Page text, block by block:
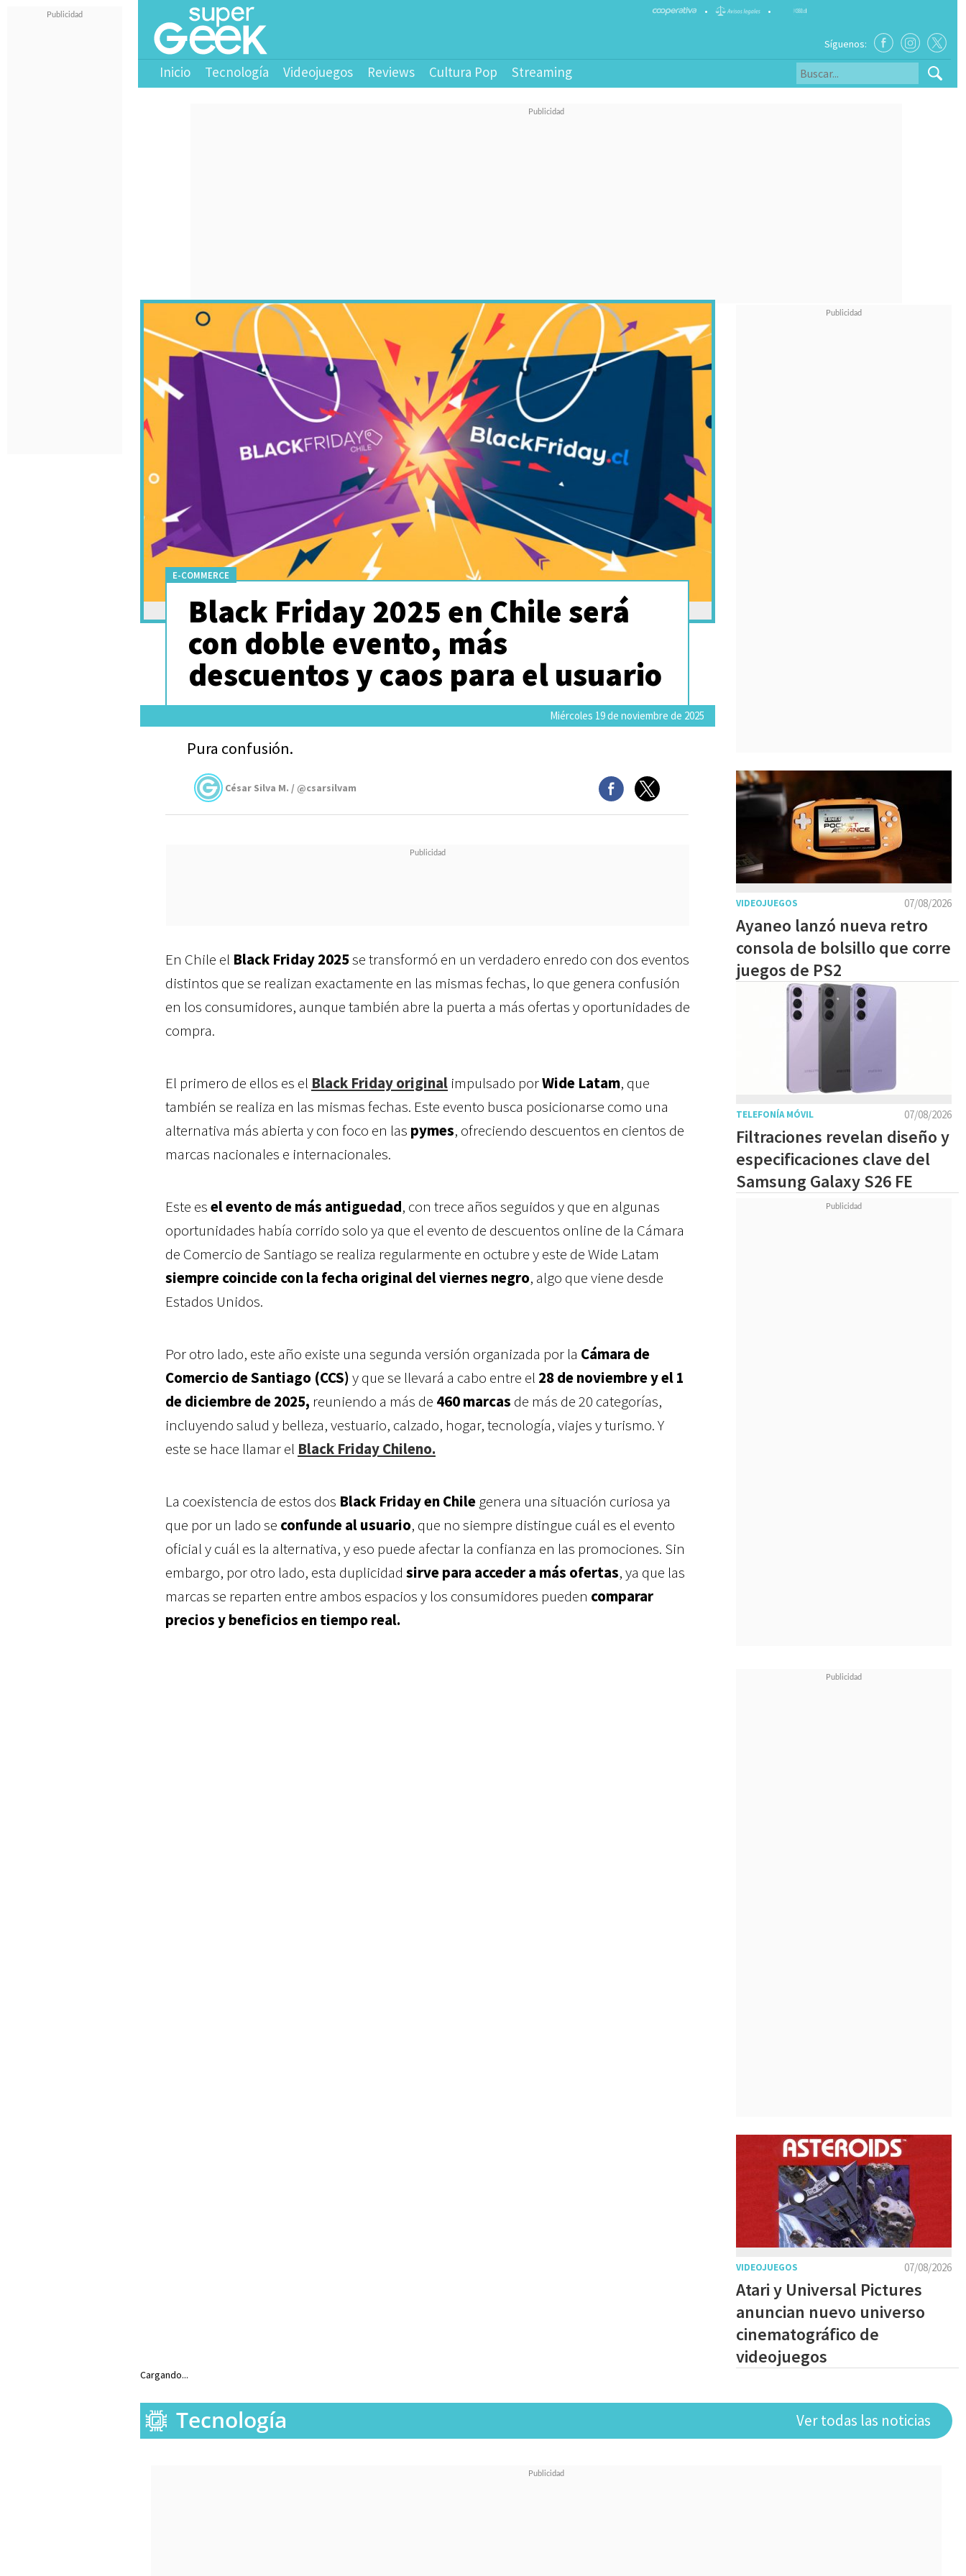
• •
Síguenos:
Inicio Tecnología Videojuegos Reviews Cultura Pop Streaming
E-COMMERCE
Black Friday 2025 en Chile será
con doble evento, más
descuentos y caos para el usuario
Miércoles 19 de noviembre de 2025
Pura confusión.
César Silva M. / @csarsilvam
En Chile el Black Friday 2025se transformó en un verdadero enredo con dos eventos
distintos que se realizan exactamente en las mismas fechas, lo que genera confusión
en los consumidores, aunque también abre la puerta a más ofertas y oportunidades de
compra.
El primero de ellos es el Black Friday original impulsado porWide Latam, que
también se realiza en las mismas fechas. Este evento busca posicionarse como una
alternativa más abierta y con foco en las pymes, ofreciendo descuentos en cientos de
marcas nacionales e internacionales.
Este esel evento de más antiguedad, con trece años seguidos y que en algunas
oportunidades había corrido solo ya que el evento de descuentos online de la Cámara
de Comercio de Santiago se realiza regularmente en octubre y este de Wide Latam
siemprecoincide con la fecha original del viernes negro, algo que viene desde
Estados Unidos.
Por otro lado, este año existe una segunda versión organizada por la Cámara de
Comercio de Santiago (CCS)y que se llevará a cabo entre el 28 de noviembre y el 1
de diciembre de 2025, reuniendo a más de 460 marcas de más de 20 categorías,
incluyendo salud y belleza, vestuario, calzado, hogar, tecnología, viajes y turismo. Y
este se hace llamar el Black Friday Chileno.
La coexistencia de estos dos Black Friday en Chile genera una situación curiosa ya
que por un lado se confunde al usuario, que no siempre distingue cuál es el evento
oficial y cuál es la alternativa, y eso puede afectar la confianza en las promociones. Sin
embargo, por otro lado, esta duplicidad sirve para acceder a más ofertas, ya que las
marcas se reparten entre ambos espacios y los consumidores pueden comparar
precios y beneficios en tiempo real.
07/08/2026
VIDEOJUEGOS
Ayaneo lanzó nueva retro
consola de bolsillo que corre
juegos de PS2
07/08/2026
TELEFONÍA MÓVIL
Filtraciones revelan diseño y
especificaciones clave del
Samsung Galaxy S26 FE
07/08/2026
VIDEOJUEGOS
Atari y Universal Pictures
anuncian nuevo universo
cinematográfico de
videojuegos
Cargando...
Ver todas las noticias
Tecnología